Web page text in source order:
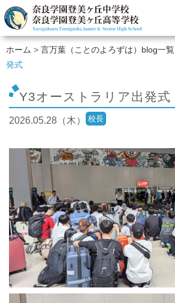
ホーム 言万葉（ことのよろずは）blog一覧
発式
Y3オーストラリア出発式
2026.05.28（木） 校長